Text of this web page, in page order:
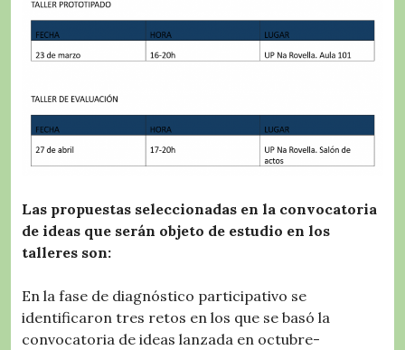
Las propuestas seleccionadas en la convocatoria
de ideas que serán objeto de estudio en los
talleres son:
En la fase de diagnóstico participativo se
identificaron tres retos en los que se basó la
convocatoria de ideas lanzada en octubre-